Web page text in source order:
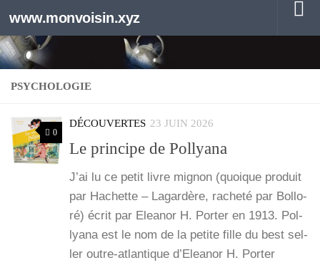
Au dessous du contenu
www.monvoisin.xyz
PSYCHOLOGIE
0
DÉCOUVERTES 23 JUIN 2026
Le principe de Pollyana
J’ai lu ce petit livre mignon (quoique pro­duit
par Hachette – Lagar­dère, rache­té par Bol­lo­
ré) écrit par Elea­nor H. Por­ter en 1913. Pol­
lya­na est le nom de la petite fille du best sel­
ler outre-atlan­­tique d’Eleanor H. Por­ter